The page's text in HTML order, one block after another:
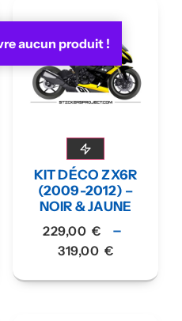
aucun produit !
KIT DÉCO ZX6R
(2009-2012) –
NOIR & JAUNE
229,00 € –
319,00 €